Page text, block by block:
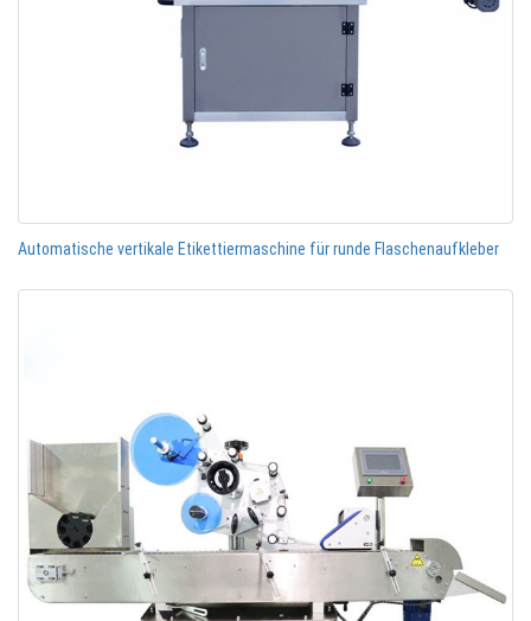
Automatische vertikale Etikettiermaschine für runde Flaschenaufkleber